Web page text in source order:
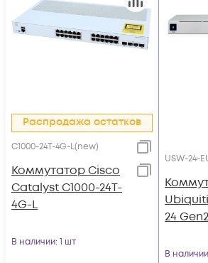
Распродажа остатков
C1000-24T-4G-L(new)
Коммутатор Cisco
Catalyst C1000-24T-
4G-L
В наличии: 1 шт
USW-24-
24 Gen2
В наличии